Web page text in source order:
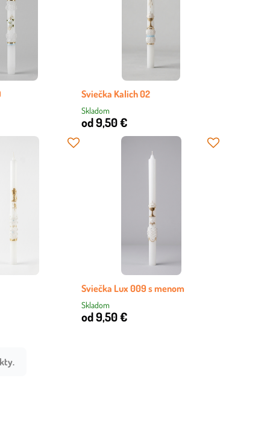
Sviečka Kalich 02
Skladom
od 9,50 €
Sviečka Lux 009 s menom
Skladom
od 9,50 €